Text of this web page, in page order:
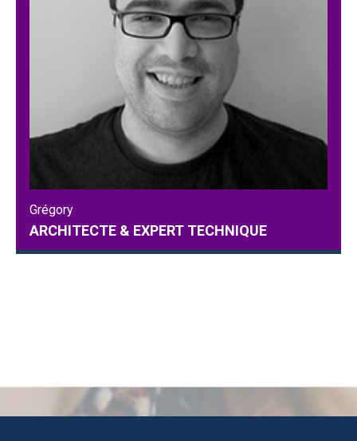
Grégory
ARCHITECTE & EXPERT TECHNIQUE